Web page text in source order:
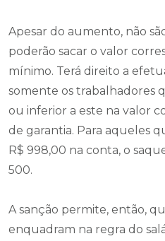
Apesar do aumento, não
poderão sacar o valor
mínimo. Terá direito a
somente os trabalhadores
ou inferior a este na valor
de garantia. Para aqueles
R$ 998,00 na conta, o
500.
A sanção permite, então,
enquadram na regra do